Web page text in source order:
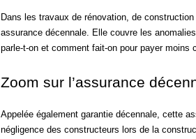
Dans les travaux de rénovation, de
assurance décennale. Elle couvre les
parle-t-on et comment fait-on pour payer moins
Zoom sur l’assurance
Appelée également garantie décennale, cette
négligence des constructeurs lors de la